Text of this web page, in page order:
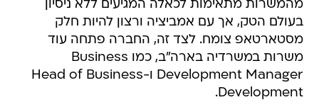
מהמשרות מתאימות לכאלה המגיעים ללא ניסיון
בעולם הטק, אך עם אמביציה ורצון להיות חלק
מסטארטאפ צומח. לצד זה, החברה פתחה עוד
משרות במשרדיה בארה"ב, כמו Business
Development Manager ו-Head of Business
Development.